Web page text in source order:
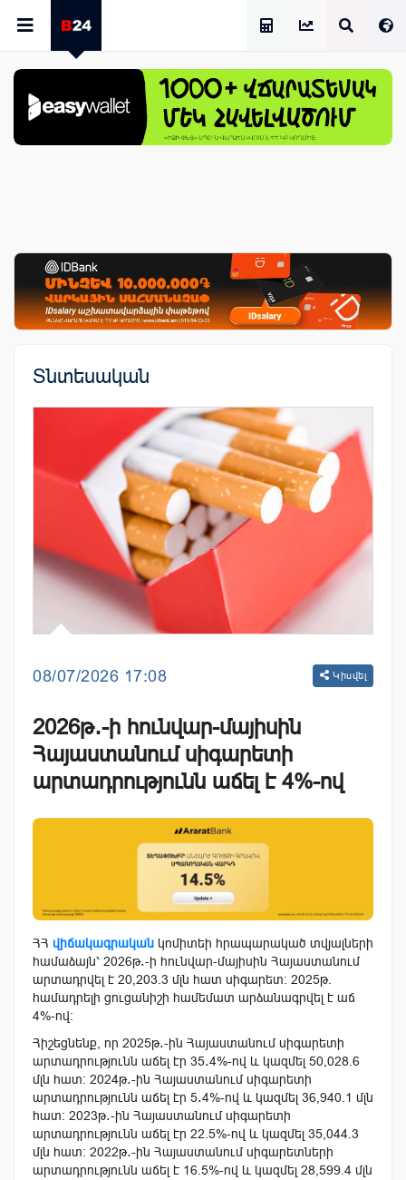
Տնտեսական
08/07/2026 17:08 Կիսվել
2026թ․-ի հունվար-մայիսին
Հայաստանում սիգարետի
արտադրությունն աճել է 4%-ով
ՀՀ վիճակագրական կոմիտեի հրապարակած տվյալների
համաձայն՝ 2026թ․-ի հունվար-մայիսին Հայաստանում
արտադրվել է 20,203.3 մլն հատ սիգարետ։ 2025թ.
համադրելի ցուցանիշի համեմատ արձանագրվել է աճ
4%-ով։
Հիշեցնենք, որ 2025թ․-ին Հայաստանում սիգարետի
արտադրությունն աճել էր 35․4%-ով և կազմել 50,028.6
մլն հատ։ 2024թ․-ին Հայաստանում սիգարետի
արտադրությունն աճել էր 5․4%-ով և կազմել 36,940.1 մլն
հատ։ 2023թ․-ին Հայաստանում սիգարետի
արտադրությունն աճել էր 22.5%-ով և կազմել 35,044.3
մլն հատ։ 2022թ․-ին Հայաստանում սիգարետների
արտադրությունն աճել է 16.5%-ով և կազմել 28,599.4 մլն